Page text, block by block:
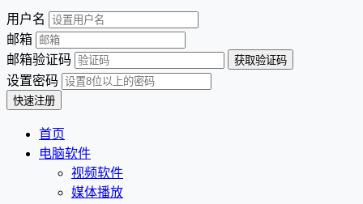
用户名
邮箱
邮箱验证码
设置密码
首页
电脑软件
视频软件
媒体播放